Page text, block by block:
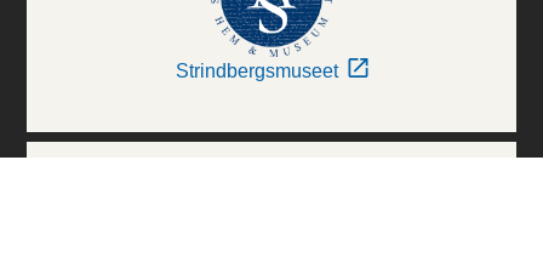
Strindbergsmuseet